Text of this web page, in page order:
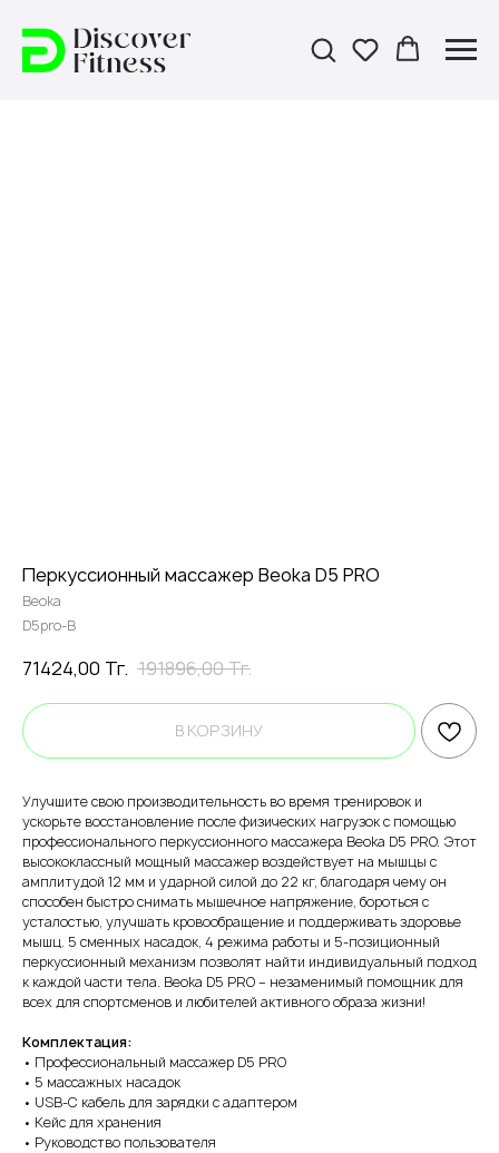
Перкуссионный массажер Beoka D5 PRO
Beoka
D5pro-B
71424,00 Тг. 191896,00Тг.
В КОРЗИНУ
Улучшите свою производительность во время тренировок и
ускорьте восстановление после физических нагрузок с помощью
профессионального перкуссионного массажера Beoka D5 PRO. Этот
высококлассный мощный массажер воздействует на мышцы с
амплитудой 12 мм и ударной силой до 22 кг, благодаря чему он
способен быстро снимать мышечное напряжение, бороться с
усталостью, улучшать кровообращение и поддерживать здоровье
мышц. 5 сменных насадок, 4 режима работы и 5-позиционный
перкуссионный механизм позволят найти индивидуальный подход
к каждой части тела. Beoka D5 PRO – незаменимый помощник для
всех для спортсменов и любителей активного образа жизни!
Комплектация:
• Профессиональный массажер D5 PRO
• 5 массажных насадок
• USB-С кабель для зарядки с адаптером
• Кейс для хранения
• Руководство пользователя